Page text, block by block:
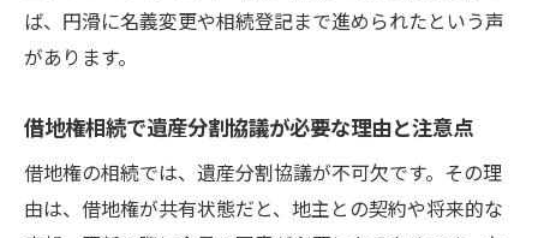
ば、円滑に名義変更や相続登記まで進められたという声
があります。
借地権相続で遺産分割協議が必要な理由と注意点
借地権の相続では、遺産分割協議が不可欠です。その理
由は、借地権が共有状態だと、地主との契約や将来的な